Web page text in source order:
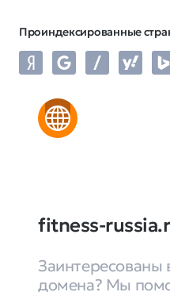
Проиндексированные
fitness-
Заинтересованы
домена? Мы